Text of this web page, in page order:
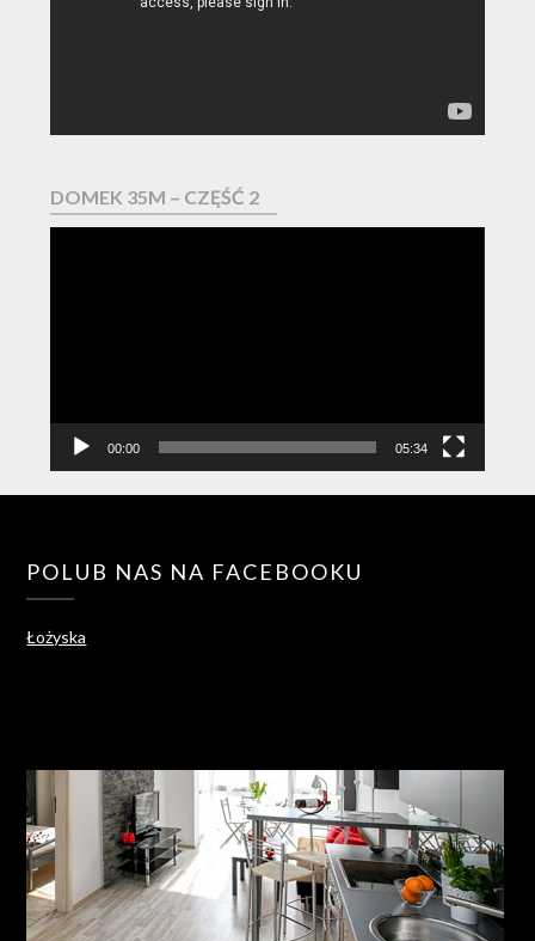
DOMEK 35M – CZĘŚĆ 2
00:00 05:34
POLUB NAS NA FACEBOOKU
Łożyska